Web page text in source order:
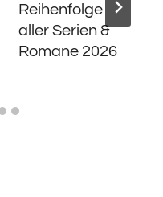
Reihenfolge
aller Serien &
Romane 2026